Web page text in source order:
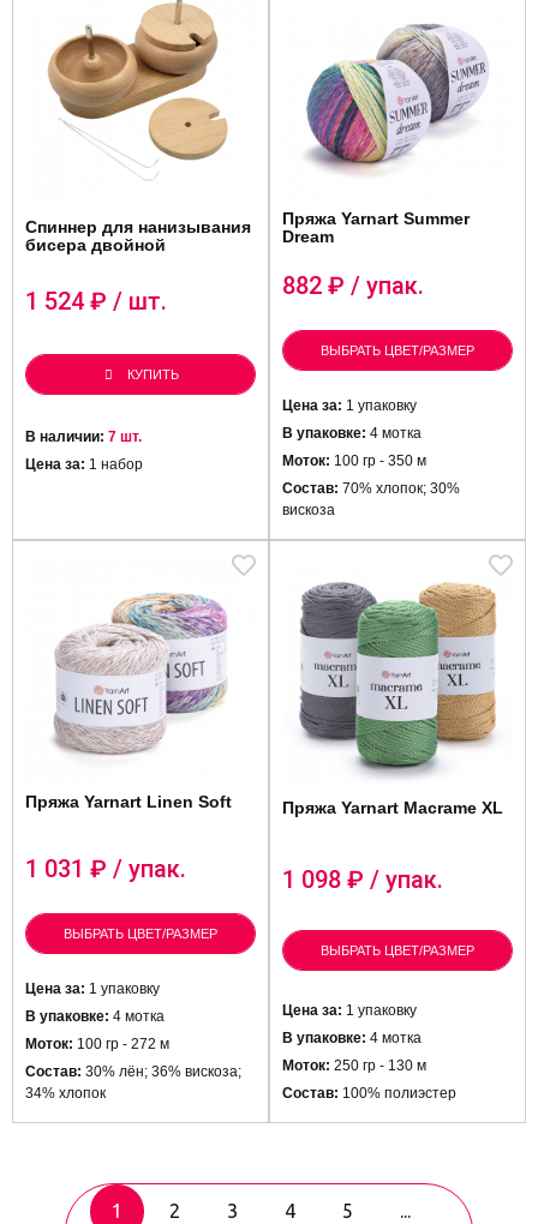
Спиннер для нанизывания
бисера двойной
1 524 ₽ / шт.
КУПИТЬ
В наличии: 7 шт.
Цена за: 1 набор
Пряжа Yarnart Summer
Dream
882 ₽ / упак.
ВЫБРАТЬ ЦВЕТ/РАЗМЕР
Цена за: 1 упаковку
В упаковке: 4 мотка
Моток: 100 гр - 350 м
Состав: 70% хлопок; 30%
вискоза
Пряжа Yarnart Linen Soft
1 031 ₽ / упак.
ВЫБРАТЬ ЦВЕТ/РАЗМЕР
Цена за: 1 упаковку
В упаковке: 4 мотка
Моток: 100 гр - 272 м
Состав: 30% лён; 36% вискоза;
34% хлопок
Пряжа Yarnart Macrame XL
1 098 ₽ / упак.
ВЫБРАТЬ ЦВЕТ/РАЗМЕР
Цена за: 1 упаковку
В упаковке: 4 мотка
Моток: 250 гр - 130 м
Состав: 100% полиэстер
1 2 3 4 5 ...